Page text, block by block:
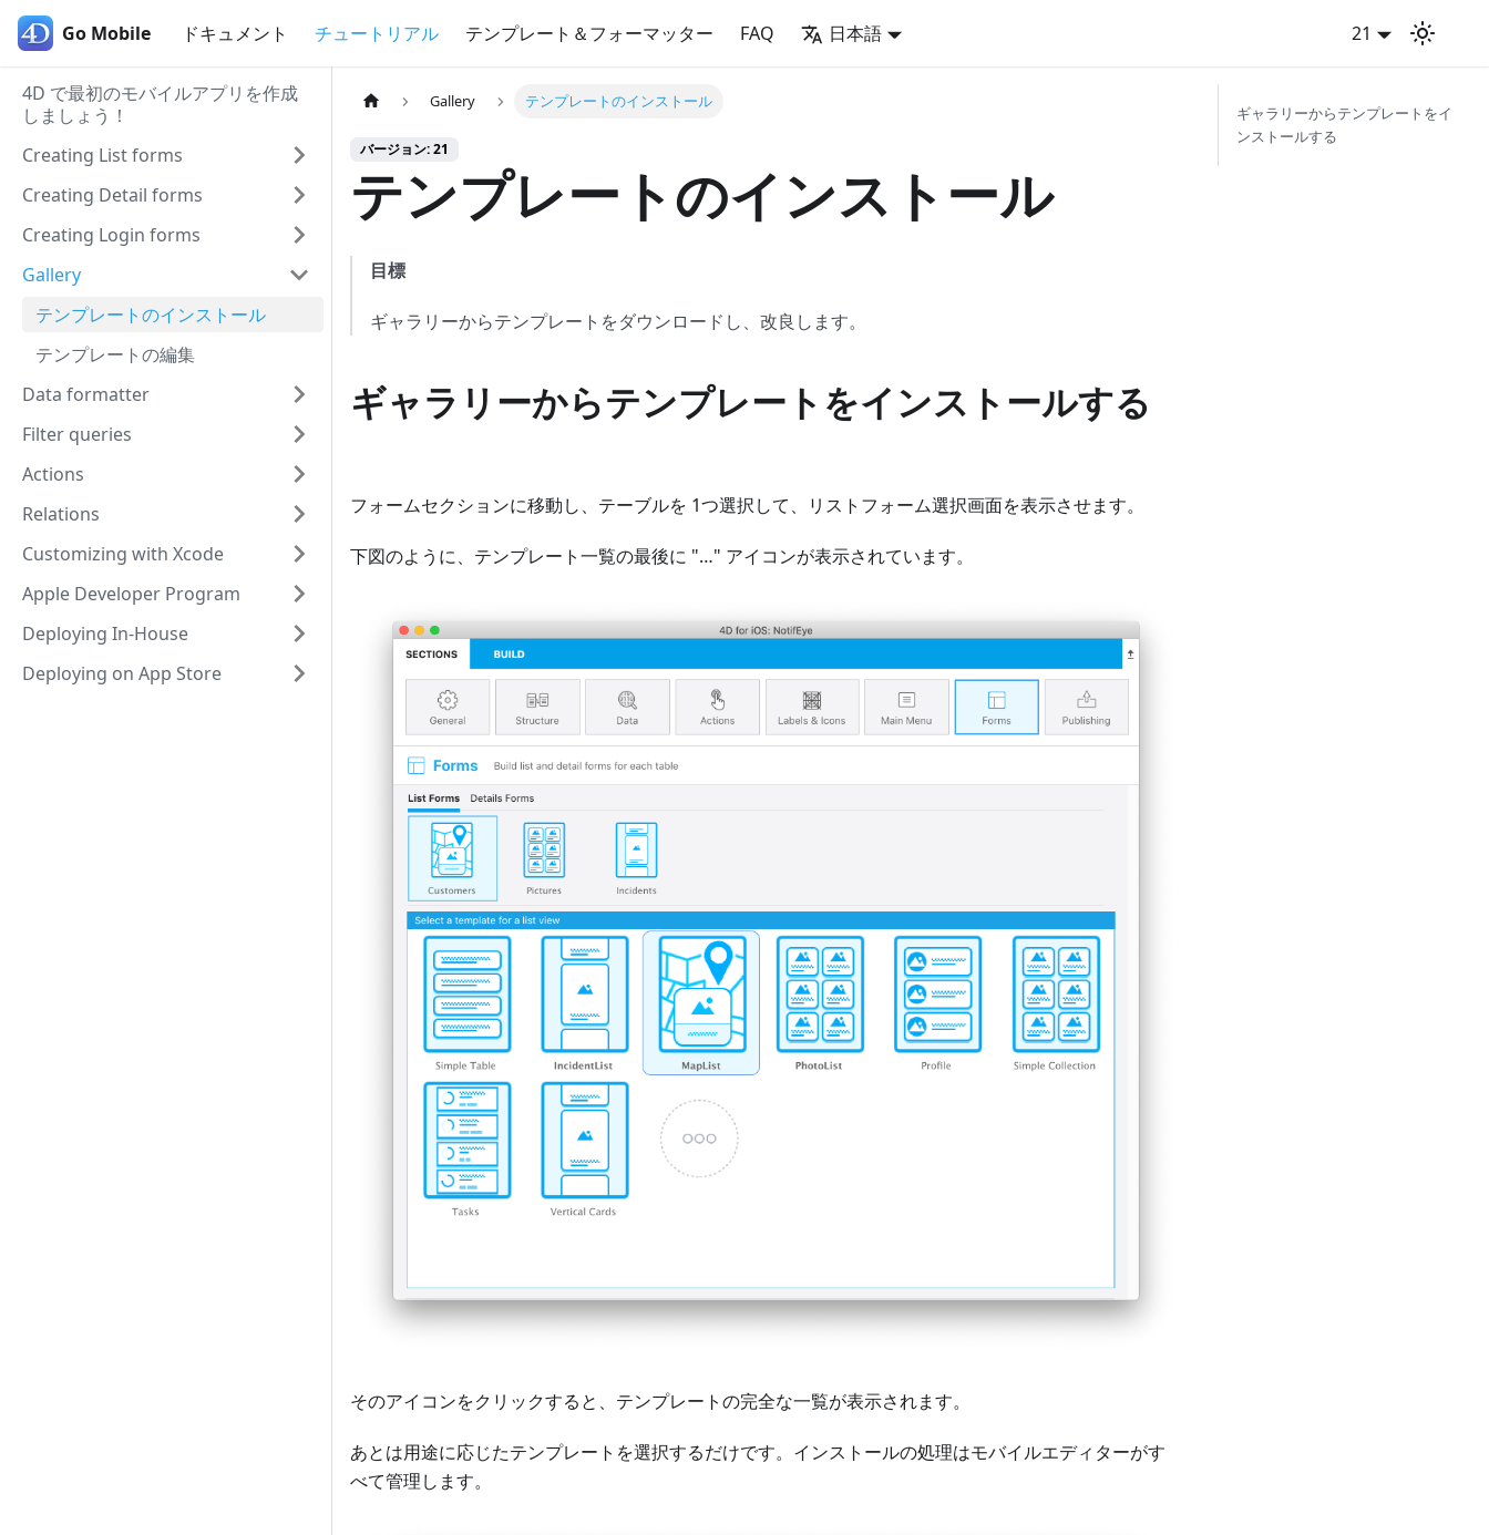
Go Mobile ドキュメント チュートリアル テンプレート＆フォーマッター FAQ 日本語 21
Go Mobile
4D で最初のモバイルアプリを作成
しましょう！
Creating List forms
Creating Detail forms
Creating Login forms
Gallery
テンプレートのインストール
テンプレートの編集
Data formatter
Filter queries
Actions
Relations
Customizing with Xcode
Apple Developer Program
Deploying In-House
Deploying on App Store
Gallery テンプレートのインストール
バージョン: 21
テンプレートのインストール
目標
ギャラリーからテンプレートをダウンロードし、改良します。
ギャラリーからテンプレートをインストールする
フォームセクションに移動し、テーブルを 1つ選択して、リストフォーム選択画面を表示させます。
下図のように、テンプレート一覧の最後に "…" アイコンが表示されています。
そのアイコンをクリックすると、テンプレートの完全な一覧が表示されます。
あとは用途に応じたテンプレートを選択するだけです。インストールの処理はモバイルエディターがす
べて管理します。
ギャラリーからテンプレートをイ
ンストールする